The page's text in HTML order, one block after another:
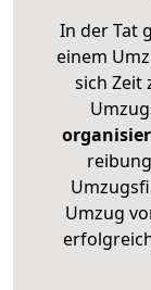
In der Tat
einem
sich Zeit
Umzug